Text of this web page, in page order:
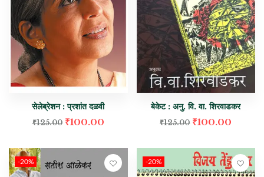
सेलेब्रेशन : प्रशांत दळवी
₹125.00 ₹100.00
बेकेट : अनु. वि. वा. शिरवाडकर
₹125.00 ₹100.00
-20% -20%